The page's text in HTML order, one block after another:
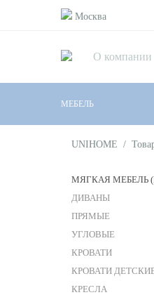
Москва
О компании
МЕБЕЛЬ
UNIHOME /
МЯГКАЯ МЕБЕЛЬ
ДИВАНЫ
ПРЯМЫЕ
УГЛОВЫЕ
КРОВАТИ
КРОВАТИ
КРЕСЛА